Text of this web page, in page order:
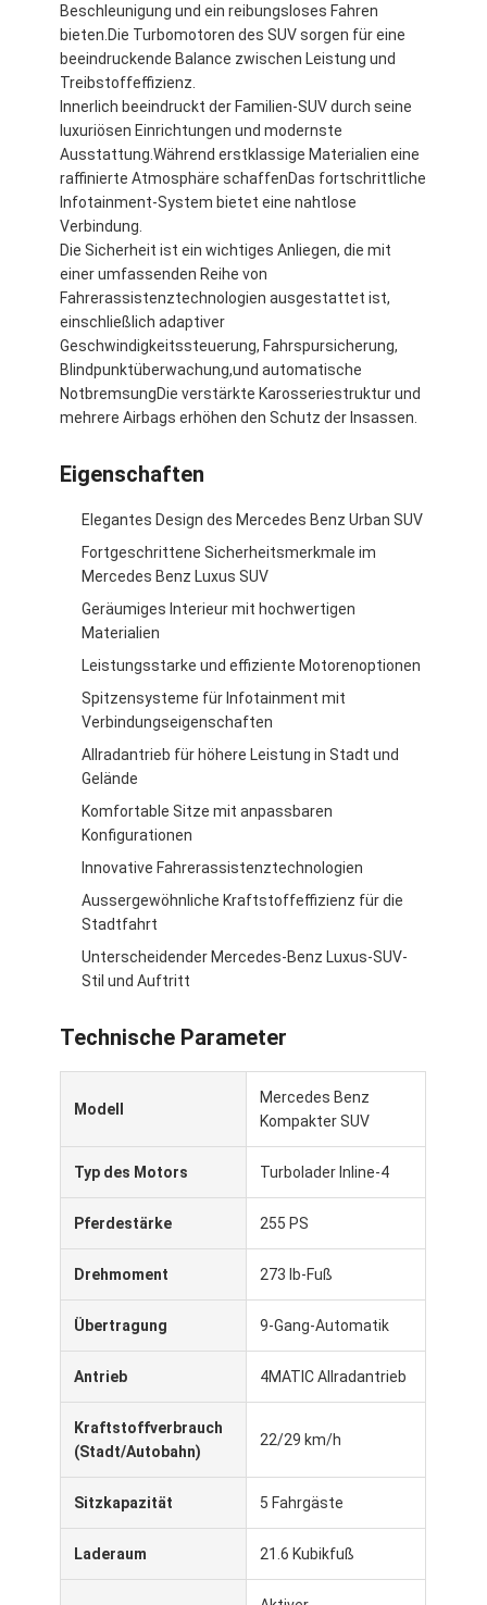
Produkte
Videos
Werksbesichtigung
Kontakt mit uns
Mercedes Benz EV
Mercedes Benz Limousine
Mercedes Benz Elektroauto
Beschleunigung und ein reibungsloses Fahren
bieten.Die Turbomotoren des SUV sorgen für eine
beeindruckende Balance zwischen Leistung und
Treibstoffeffizienz.
Innerlich beeindruckt der Familien-SUV durch seine
luxuriösen Einrichtungen und modernste
Ausstattung.Während erstklassige Materialien eine
raffinierte Atmosphäre schaffenDas fortschrittliche
Infotainment-System bietet eine nahtlose
Verbindung.
Die Sicherheit ist ein wichtiges Anliegen, die mit
einer umfassenden Reihe von
Fahrerassistenztechnologien ausgestattet ist,
einschließlich adaptiver
Geschwindigkeitssteuerung, Fahrspursicherung,
Blindpunktüberwachung,und automatische
NotbremsungDie verstärkte Karosseriestruktur und
mehrere Airbags erhöhen den Schutz der Insassen.
Eigenschaften
Elegantes Design des Mercedes Benz Urban SUV
Fortgeschrittene Sicherheitsmerkmale im
Mercedes Benz Luxus SUV
Geräumiges Interieur mit hochwertigen
Materialien
Leistungsstarke und effiziente Motorenoptionen
Spitzensysteme für Infotainment mit
Verbindungseigenschaften
Allradantrieb für höhere Leistung in Stadt und
Gelände
Komfortable Sitze mit anpassbaren
Konfigurationen
Innovative Fahrerassistenztechnologien
Aussergewöhnliche Kraftstoffeffizienz für die
Stadtfahrt
Unterscheidender Mercedes-Benz Luxus-SUV-
Stil und Auftritt
Technische Parameter
Modell
Mercedes Benz
Kompakter SUV
Typ des Motors Turbolader Inline-4
Pferdestärke 255 PS
Drehmoment 273 lb-Fuß
Übertragung 9-Gang-Automatik
Antrieb 4MATIC Allradantrieb
Kraftstoffverbrauch
(Stadt/Autobahn)
22/29 km/h
Sitzkapazität 5 Fahrgäste
Laderaum 21.6 Kubikfuß